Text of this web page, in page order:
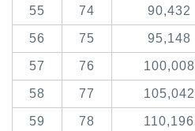
55 74 90,432
56 75 95,148
57 76 100,008
58 77 105,042
59 78 110,196